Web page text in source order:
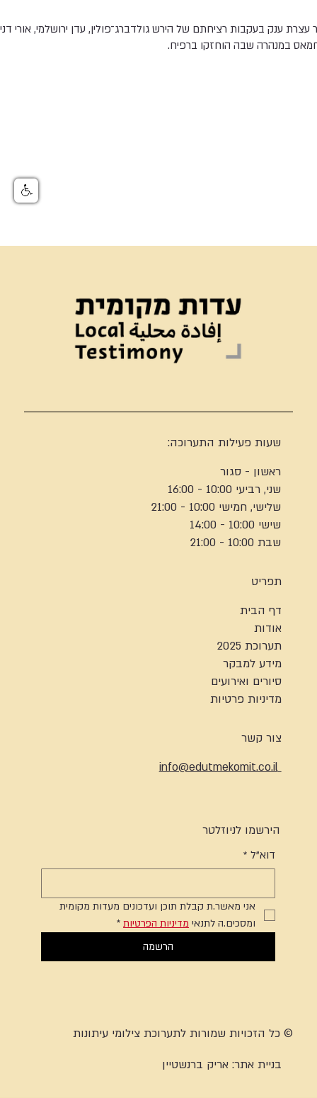
ענק בעקבות רציחתם של הירש גולדברג־פולין, עדן ירושלמי, אורי
חמאס במנהרה שבה הוחזקו ברפיח.
שעות פעילות התערוכה:
ראשון - סגור
שני, רביעי 10:00 - 16:00
שלישי, חמישי 10:00 - 21:00
שישי 10:00 - 14:00
שבת 10:00 - 21:00
תפריט
דף הבית
אודות
תערוכת 2025
מידע למבקר
סיורים ואירועים
מדיניות פרטיות
צור קשר
info@edutmekomit.co.il
הירשמו לניוזלטר
דוא"ל *
אני מאשר.ת קבלת תוכן ועדכונים מעדות מקומית
ומסכים.ה לתנאי מדיניות הפרטיות *
הרשמה
© כל הזכויות שמורות לתערוכת צילומי עיתונות
בניית אתר:אריק ברנשטיין